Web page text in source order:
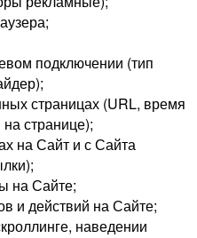
подключении (тип
страницах (URL, время
странице);
на Сайт и с Сайта
на Сайте;
и действий на Сайте;
наведении